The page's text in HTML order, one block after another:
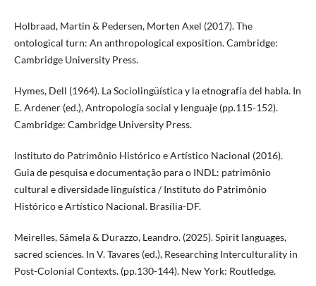
Holbraad, Martin & Pedersen, Morten Axel (2017). The
ontological turn: An anthropological exposition. Cambridge:
Cambridge University Press.
Hymes, Dell (1964). La Sociolingüística y la etnografía del habla. In
E. Ardener (ed.), Antropología social y lenguaje (pp.115-152).
Cambridge: Cambridge University Press.
Instituto do Patrimônio Histórico e Artístico Nacional (2016).
Guia de pesquisa e documentação para o INDL: patrimônio
cultural e diversidade linguística / Instituto do Patrimônio
Histórico e Artístico Nacional. Brasília-DF.
Meirelles, Sâmela & Durazzo, Leandro. (2025). Spirit languages,
sacred sciences. In V. Tavares (ed.), Researching Interculturality in
Post-Colonial Contexts. (pp.130-144). New York: Routledge.